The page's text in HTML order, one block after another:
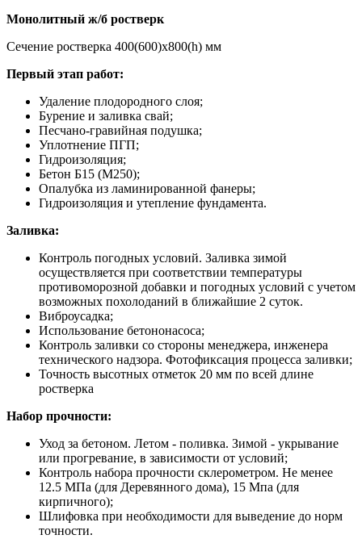
Монолитный ж/б ростверк
Сечение ростверка 400(600)х800(h) мм
Первый этап работ:
Удаление плодородного слоя;
Бурение и заливка свай;
Песчано-гравийная подушка;
Уплотнение ПГП;
Гидроизоляция;
Бетон Б15 (М250);
Опалубка из ламинированной фанеры;
Гидроизоляция и утепление фундамента.
Заливка:
Контроль погодных условий. Заливка зимой
осуществляется при соответствии температуры
противоморозной добавки и погодных условий с учетом
возможных похолоданий в ближайшие 2 суток.
Виброусадка;
Использование бетононасоса;
Контроль заливки со стороны менеджера, инженера
технического надзора. Фотофиксация процесса заливки;
Точность высотных отметок 20 мм по всей длине
ростверка
Набор прочности:
Уход за бетоном. Летом - поливка. Зимой - укрывание
или прогревание, в зависимости от условий;
Контроль набора прочности склерометром. Не менее
12.5 МПа (для Деревянного дома), 15 Мпа (для
кирпичного);
Шлифовка при необходимости для выведение до норм
точности.